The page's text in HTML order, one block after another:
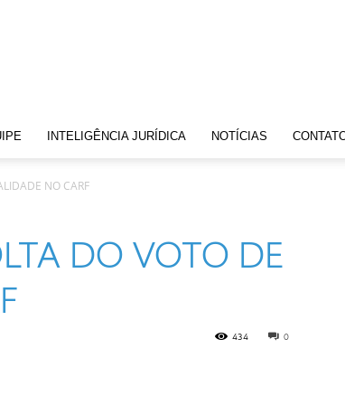
INTELIGÊNCIA JURÍDICA NOTÍCIAS
NO CARF
DO VOTO DE
0
434